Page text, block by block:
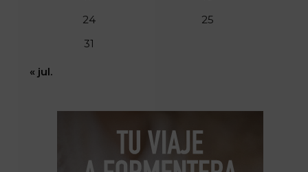
24
25
31
« jul.